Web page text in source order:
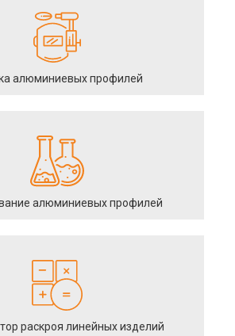
алюминиевых профилей
алюминиевых профилей
раскроя линейных изделий